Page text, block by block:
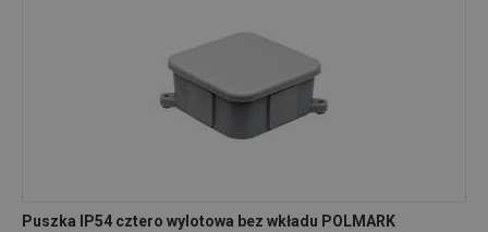
Puszka IP54 cztero wylotowa bez wkładu POLMARK